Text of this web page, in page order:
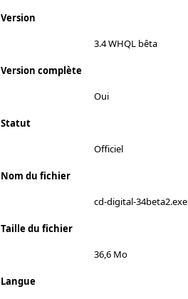
Version
3.4 WHQL bêta
Version complète
Oui
Statut
Officiel
Nom du fichier
cd-digital-34beta2.exe
Taille du fichier
36,6 Mo
Langue